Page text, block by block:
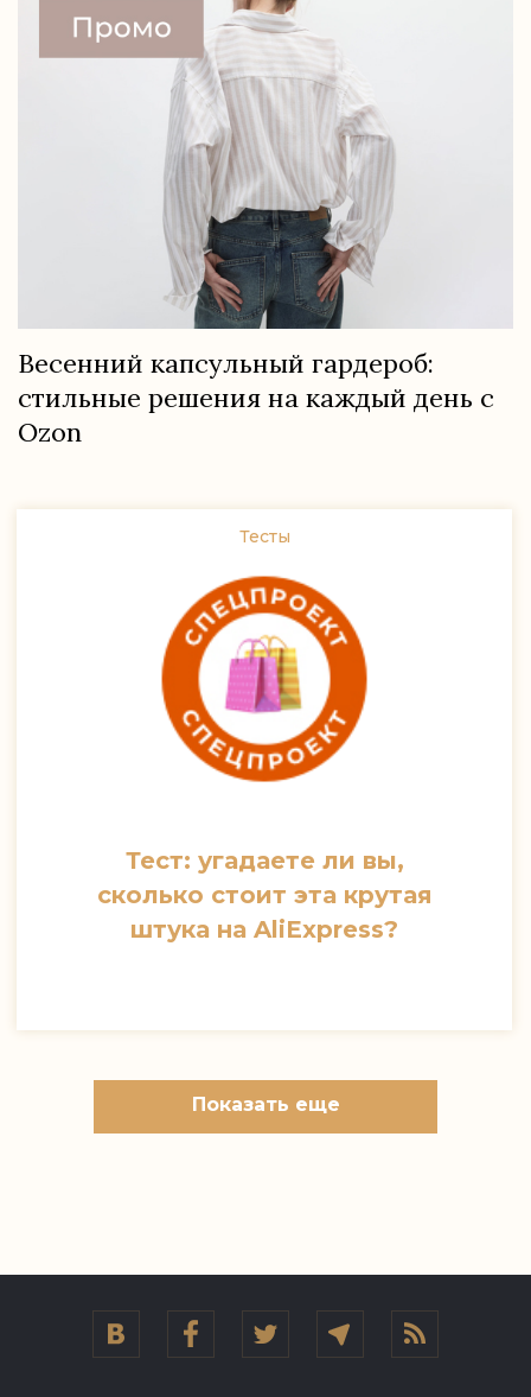
Весенний капсульный гардероб:
стильные решения на каждый день с
Ozon
Тесты
Тест: угадаете ли вы,
сколько стоит эта крутая
штука на AliExpress?
Показать еще